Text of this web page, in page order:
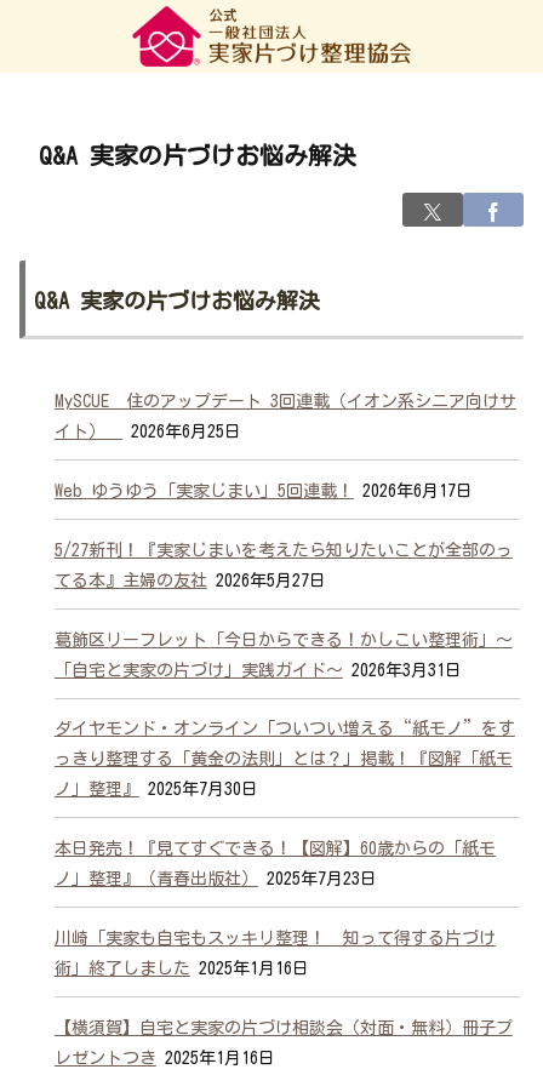
Q&A 実家の片づけお悩み解決
Q&A 実家の片づけお悩み解決
MySCUE 住のアップデート 3回連載（イオン系シニア向けサ
イト）
2026年6月25日
Web ゆうゆう「実家じまい」5回連載！ 2026年6月17日
5/27新刊！『実家じまいを考えたら知りたいことが全部のっ
てる本』主婦の友社 2026年5月27日
葛飾区リーフレット「今日からできる！かしこい整理術」～
「自宅と実家の片づけ」実践ガイド～ 2026年3月31日
ダイヤモンド・オンライン「ついつい増える“紙モノ”をす
っきり整理する「黄金の法則」とは？」掲載！『図解「紙モ
ノ」整理』
2025年7月30日
本日発売！『見てすぐできる！【図解】60歳からの「紙モ
ノ」整理』（青春出版社）
2025年7月23日
川崎「実家も自宅もスッキリ整理！ 知って得する片づけ
術」終了しました 2025年1月16日
【横須賀】自宅と実家の片づけ相談会（対面・無料）冊子プ
レゼントつき 2025年1月16日